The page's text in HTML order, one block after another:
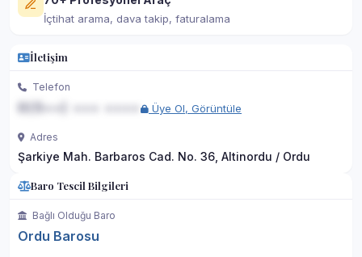
İçtihat arama, dava takip, faturalama
İletişim
Telefon
Üye Ol, Görüntüle
Adres
Şarkiye Mah. Barbaros Cad. No. 36, Altinordu / Ordu
Baro Tescil Bilgileri
Bağlı Olduğu Baro
Ordu Barosu